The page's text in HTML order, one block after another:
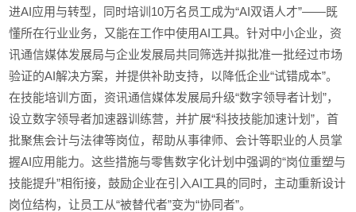
进AI应用与转型，同时培训10万名员工成为“AI双语人才”——既
懂所在行业业务，又能在工作中使用AI工具。针对中小企业，资
讯通信媒体发展局与企业发展局共同筛选并拟批准一批经过市场
验证的AI解决方案，并提供补助支持，以降低企业“试错成本”。
在技能培训方面，资讯通信媒体发展局升级“数字领导者计划”，
设立数字领导者加速器训练营，并扩展“科技技能加速计划”，首
批聚焦会计与法律等岗位，帮助从事律师、会计等职业的人员掌
握AI应用能力。这些措施与零售数字化计划中强调的“岗位重塑与
技能提升”相衔接，鼓励企业在引入AI工具的同时，主动重新设计
岗位结构，让员工从“被替代者”变为“协同者”。